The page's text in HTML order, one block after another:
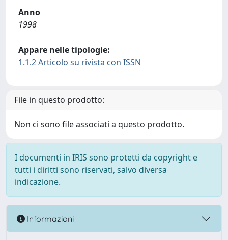
Anno
1998
Appare nelle tipologie:
1.1.2 Articolo su rivista con ISSN
File in questo prodotto:
Non ci sono file associati a questo prodotto.
I documenti in IRIS sono protetti da copyright e
tutti i diritti sono riservati, salvo diversa
indicazione.
Informazioni